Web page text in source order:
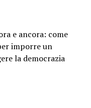
e ancora: come
imporre un
la democrazia